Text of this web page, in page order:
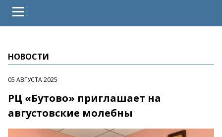
НОВОСТИ
05 АВГУСТА 2025
РЦ «Бутово» приглашает на
августовские молебны